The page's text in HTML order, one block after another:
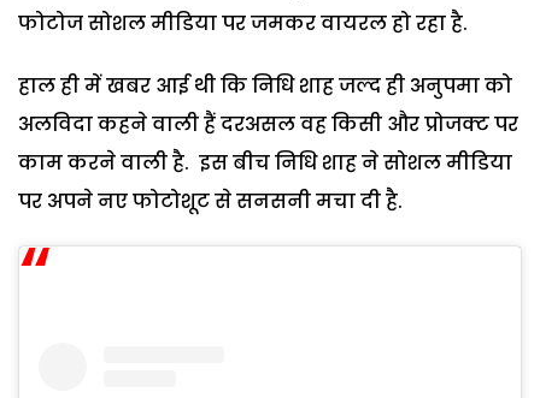
फोटोज सोशल मीडिया पर जमकर वायरल हो रहा है.
हाल ही में खबर आई थी कि निधि शाह जल्द ही अनुपमा को
अलविदा कहने वाली हैं दरअसल वह किसी और प्रोजक्ट पर
काम करने वाली है. इस बीच निधि शाह ने सोशल मीडिया
पर अपने नए फोटोशूट से सनसनी मचा दी है.